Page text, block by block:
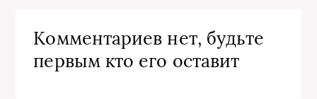
Комментариев нет, будьте
первым кто его оставит